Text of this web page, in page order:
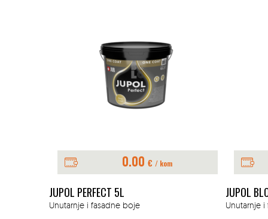
0.00 € / kom
JUPOL PERFECT 5L
Unutarnje i fasadne boje
JUPOL
Unutarnje